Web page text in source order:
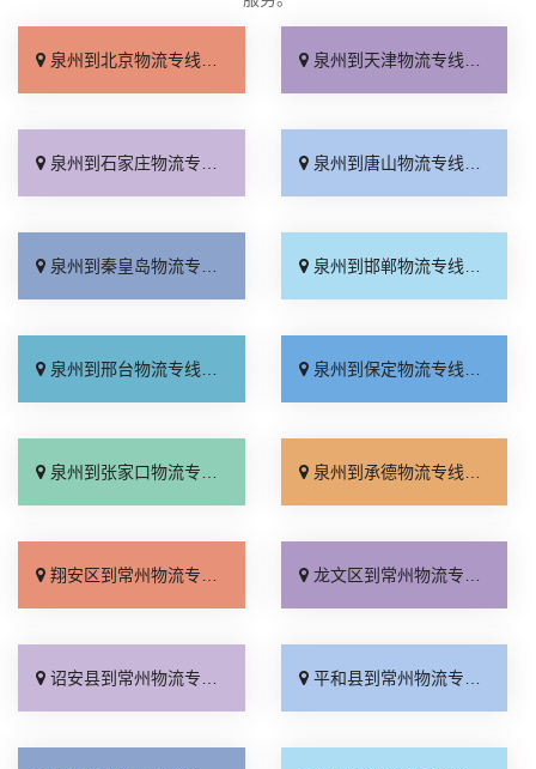
泉州到北京物流专线_专线查询「省事省心」 泉州到天津物流专线_门到门配送「上门提货」
泉州到石家庄物流专线_专业可靠「全程定位」 泉州到唐山物流专线_定点发车「整车配货」
泉州到秦皇岛物流专线_损坏理赔「专线直达」 泉州到邯郸物流专线_资质齐全「专业调车」
泉州到邢台物流专线_运保时效「多少一方」 泉州到保定物流专线_准时准点「门到门接送」
泉州到张家口物流专线_多少公里「多久时间」 泉州到承德物流专线_保证时效「价格透明」
翔安区到常州物流专线_随叫随到「多少一吨」 龙文区到常州物流专线_需要几天「物流拼车」
诏安县到常州物流专线_多少公里「运价行情」 平和县到常州物流专线_全境到达「上门取件」